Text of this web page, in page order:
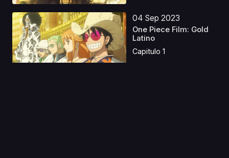
04 Sep 2023
One Piece Film: Gold
Latino
Capitulo 1